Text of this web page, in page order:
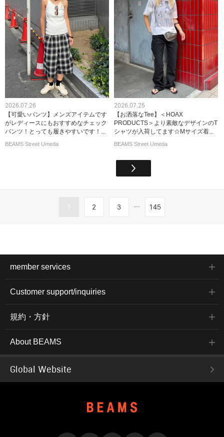
2026.07.26
【可愛いパンツ】メンズアイテムです
がレディースにもおすすめなチェック
パンツ！とっても履きやすいです！...
BEAMS Street Umeda
2026.07.25
【お洒落なTee】＜HOAX
PRODUCTS＞より素敵なデザインのT
シャツが入荷してます☆Mサイズ着...
BEAMS Street Umeda
1 2 3 ... 145
member services
Customer support/inquiries
規約・方針
About BEAMS
Global Website